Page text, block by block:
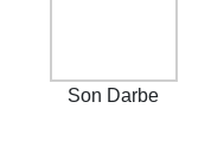
Son Darbe